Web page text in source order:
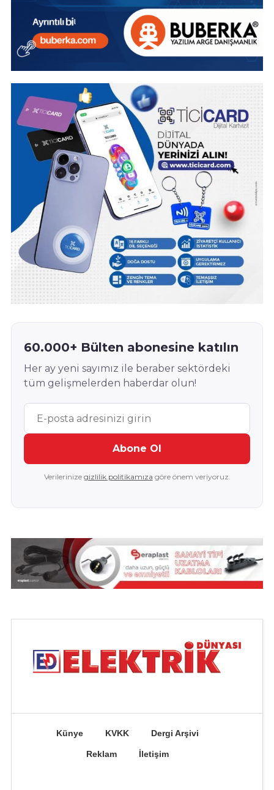
60.000+ Bülten abonesine katılın
Her ay yeni sayımız ile beraber sektördeki
tüm gelişmelerden haberdar olun!
Abone Ol
Verilerinize gizlilik politikamıza göre önem veriyoruz.
Künye KVKK Dergi Arşivi
Reklam İletişim